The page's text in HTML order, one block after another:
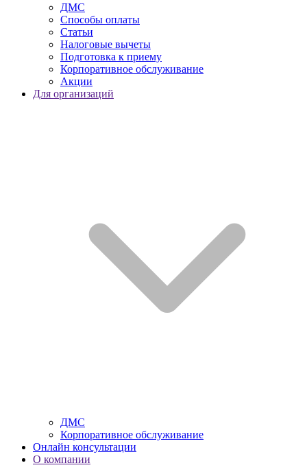
ДМС
Способы оплаты
Статьи
Налоговые вычеты
Подготовка к приему
Корпоративное обслуживание
Акции
Для организаций
ДМС
Корпоративное обслуживание
Онлайн консультации
О компании